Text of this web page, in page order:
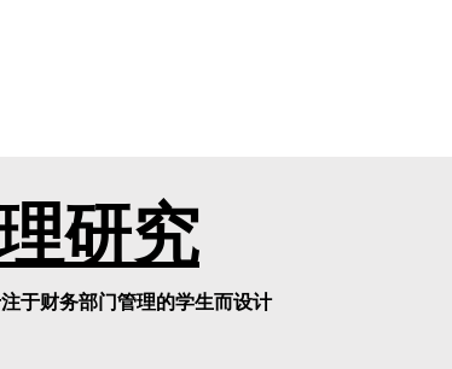
研究
于财务部门管理的学生而设计